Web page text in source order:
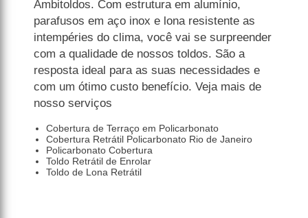
Ambitoldos. Com estrutura em alumínio,
parafusos em aço inox e lona resistente as
intempéries do clima, você vai se surpreender
com a qualidade de nossos toldos. São a
resposta ideal para as suas necessidades e
com um ótimo custo benefício. Veja mais de
nosso serviços
Cobertura de Terraço em Policarbonato
Cobertura Retrátil Policarbonato Rio de Janeiro
Policarbonato Cobertura
Toldo Retrátil de Enrolar
Toldo de Lona Retrátil